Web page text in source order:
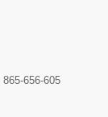
865-656-605